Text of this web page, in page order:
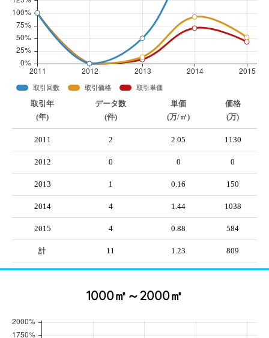
取引回数 取引価格 取引単価
取引年
(年)
データ数
(件)
単価
(万/㎡)
価格
(万)
2011 2 2.05 1130
2012 0 0 0
2013 1 0.16 150
2014 4 1.44 1038
2015 4 0.88 584
計 11 1.23 809
1000㎡～2000㎡